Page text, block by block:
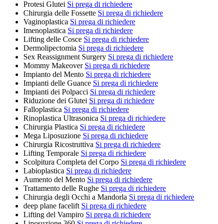
Protesi Glutei Si prega di richiedere
Chirurgia delle Fossette Si prega di richiedere
Vaginoplastica Si prega di richiedere
Imenoplastica Si prega di richiedere
Lifting delle Cosce Si prega di richiedere
Dermolipectomia Si prega di richiedere
Sex Reassignment Surgery Si prega di richiedere
Mommy Makeover Si prega di richiedere
Impianto del Mento Si prega di richiedere
Impianti delle Guance Si prega di richiedere
Impianti dei Polpacci Si prega di richiedere
Riduzione dei Glutei Si prega di richiedere
Falloplastica Si prega di richiedere
Rinoplastica Ultrasonica Si prega di richiedere
Chirurgia Plastica Si prega di richiedere
Mega Liposuzione Si prega di richiedere
Chirurgia Ricostruttiva Si prega di richiedere
Lifting Temporale Si prega di richiedere
Scolpitura Completa del Corpo Si prega di richiedere
Labioplastica Si prega di richiedere
Aumento del Mento Si prega di richiedere
Trattamento delle Rughe Si prega di richiedere
Chirurgia degli Occhi a Mandorla Si prega di richiedere
deep plane facelift Si prega di richiedere
Lifting del Vampiro Si prega di richiedere